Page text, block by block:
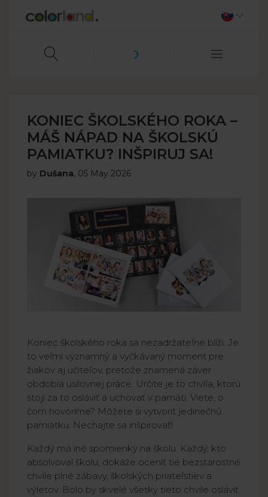
KONIEC ŠKOLSKÉHO ROKA –
MÁŠ NÁPAD NA ŠKOLSKÚ
PAMIATKU? INŠPIRUJ SA!
by Dušana, 05 May 2026
Koniec školského roka sa nezadržateľne blíži. Je
to veľmi významný a vyčkávaný moment pre
žiakov aj učiteľov, pretože znamená záver
obdobia usilovnej práce. Určite je to chvíľa, ktorú
stojí za to osláviť a uchovať v pamäti. Viete, o
čom hovoríme? Môžete si vytvoriť jedinečnú
pamiatku. Nechajte sa inšpirovať!
Každý má iné spomienky na školu. Každý, kto
absolvoval školu, dokáže oceniť tie bezstarostné
chvíle plné zábavy, školských priateľstiev a
výletov. Bolo by skvelé všetky tieto chvíle osláviť